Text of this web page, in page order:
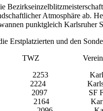
Atmosphäre ab.
punktgleich Karlsruher
Erstplatzierten und den
TWZ
2253
2224
2097
2164